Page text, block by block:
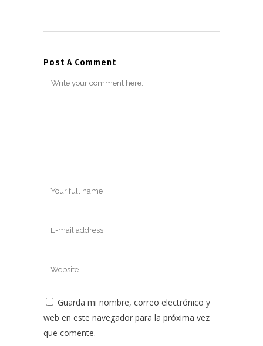
Post A Comment
Guarda mi nombre, correo electrónico y
web en este navegador para la próxima vez
que comente.